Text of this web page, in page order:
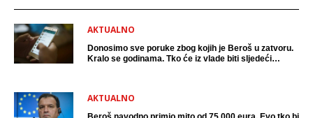
AKTUALNO
Donosimo sve poruke zbog kojih je Beroš u zatvoru.
Kralo se godinama. Tko će iz vlade biti sljedeći
AKTUALNO